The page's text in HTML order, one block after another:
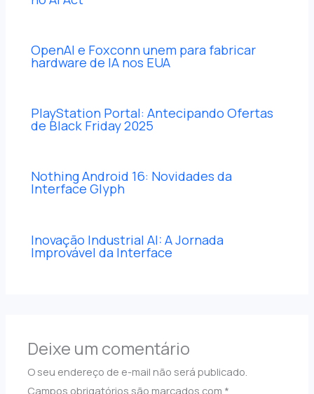
OpenAI e Foxconn unem para fabricar
hardware de IA nos EUA
PlayStation Portal: Antecipando Ofertas
de Black Friday 2025
Nothing Android 16: Novidades da
Interface Glyph
Inovação Industrial AI: A Jornada
Improvável da Interface
Deixe um comentário
O seu endereço de e-mail não será publicado.
Campos obrigatórios são marcados com *